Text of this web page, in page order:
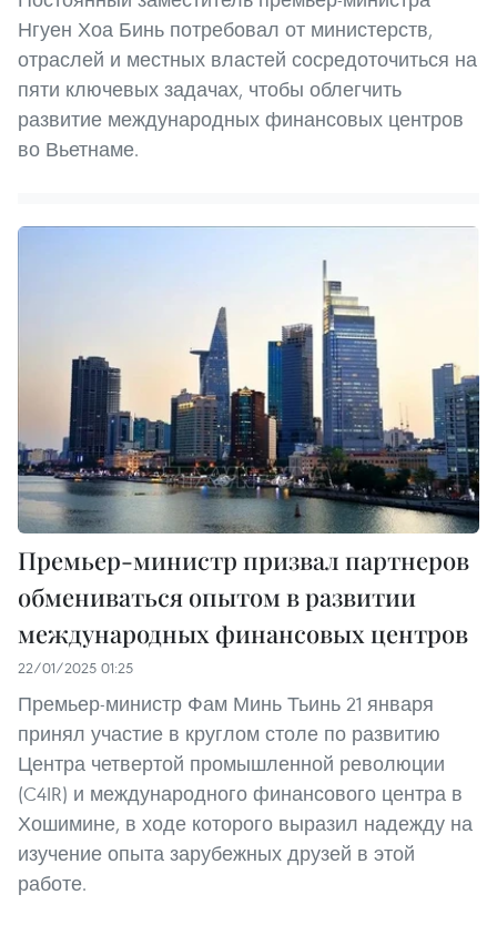
Нгуен Хоа Бинь потребовал от министерств,
отраслей и местных властей сосредоточиться на
пяти ключевых задачах, чтобы облегчить
развитие международных финансовых центров
во Вьетнаме.
Премьер-министр призвал партнеров
обмениваться опытом в развитии
международных финансовых центров
22/01/2025 01:25
Премьер-министр Фам Минь Тьинь 21 января
принял участие в круглом столе по развитию
Центра четвертой промышленной революции
(C4IR) и международного финансового центра в
Хошимине, в ходе которого выразил надежду на
изучение опыта зарубежных друзей в этой
работе.